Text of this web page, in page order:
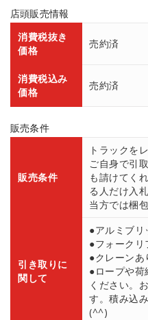
店頭販売情報
消費税抜き
価格
売約済
消費税込み
価格
売約済
販売条件
販売条件
トラックを
ご自身で引
も請けてく
る人だけ入
当方では梱
引き取りに
関して
●アルミブリ
●フォークリ
●クレーンあ
●ロープや荷
ください。
す。積み込
(^^)